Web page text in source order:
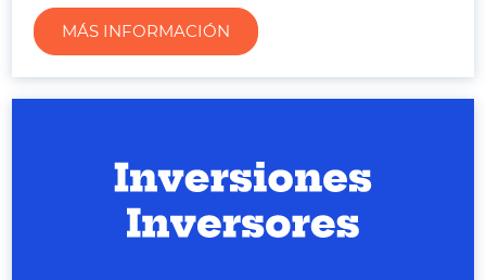
MÁS INFORMACIÓN